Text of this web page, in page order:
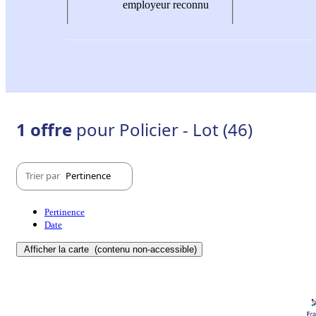
employeur reconnu
1 offre pour Policier - Lot (46)
Trier par Pertinence
Pertinence
Date
Afficher la carte (contenu non-accessible)